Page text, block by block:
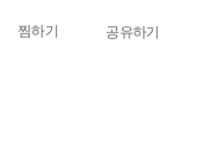
찜하기 공유하기